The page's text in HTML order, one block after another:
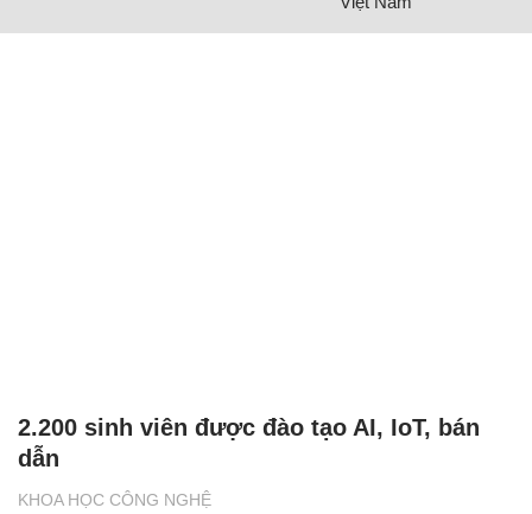
KHOA HỌC CÔNG NGHỆ
2.200 sinh viên được đào tạo AI, IoT, bán
dẫn